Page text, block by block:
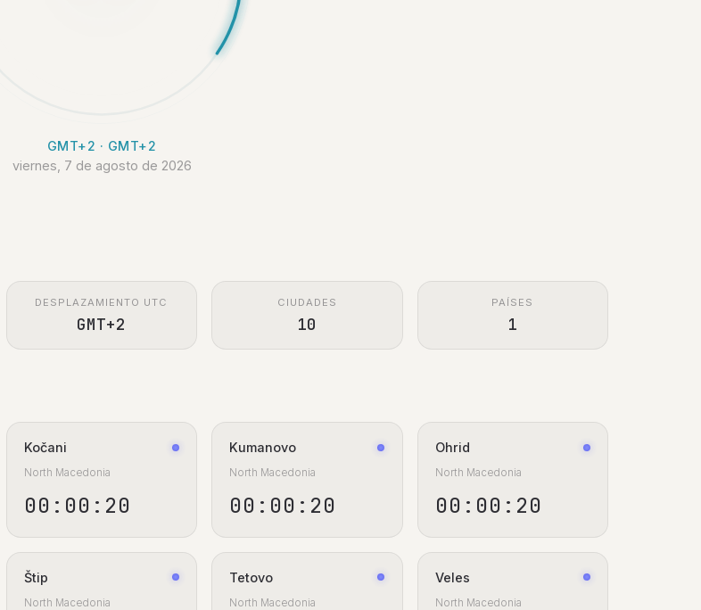
GMT+2 · GMT+2
viernes, 7 de agosto de 2026
DESPLAZAMIENTO UTC
GMT+2
CIUDADES
10
PAÍSES
1
Kočani
North Macedonia
00:00:21
Kumanovo
North Macedonia
00:00:21
Ohrid
North Macedonia
00:00:21
Štip
North Macedonia
Tetovo
North Macedonia
Veles
North Macedonia